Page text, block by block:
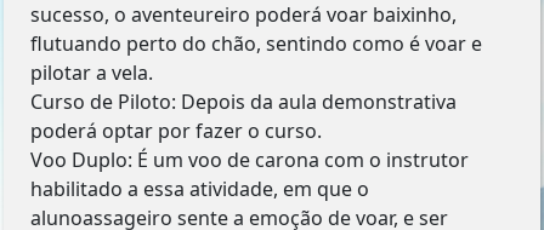
sucesso, o aventeureiro poderá voar baixinho,
flutuando perto do chão, sentindo como é voar e
pilotar a vela.
Curso de Piloto: Depois da aula demonstrativa
poderá optar por fazer o curso.
Voo Duplo: É um voo de carona com o instrutor
habilitado a essa atividade, em que o
alunoassageiro sente a emoção de voar, e ser